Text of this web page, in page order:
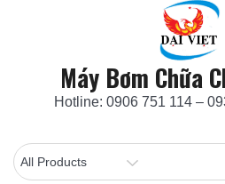
Máy Bơm Chữa
Hotline: 0906 751 114 –